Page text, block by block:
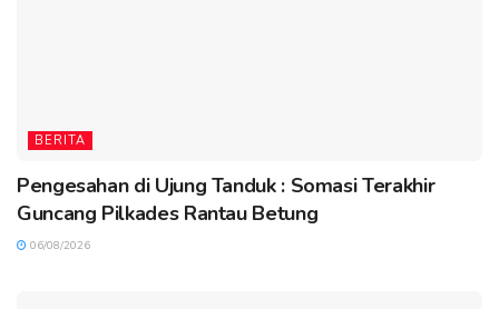
BERITA
Pengesahan di Ujung Tanduk : Somasi Terakhir
Guncang Pilkades Rantau Betung
06/08/2026